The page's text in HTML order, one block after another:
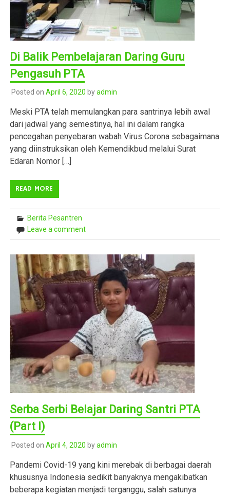
Di Balik Pembelajaran Daring Guru
Pengasuh PTA
Posted on April 6, 2020 byadmin
Meski PTA telah memulangkan para santrinya lebih awal
dari jadwal yang semestinya, hal ini dalam rangka
pencegahan penyebaran wabah Virus Corona sebagaimana
yang diinstruksikan oleh Kemendikbud melalui Surat
Edaran Nomor […]
READ MORE
Berita Pesantren
Leave a comment
Serba Serbi Belajar Daring Santri PTA
(Part I)
Posted on April 4, 2020 byadmin
Pandemi Covid-19 yang kini merebak di berbagai daerah
khususnya Indonesia sedikit banyaknya mengakibatkan
beberapa kegiatan menjadi terganggu, salah satunya